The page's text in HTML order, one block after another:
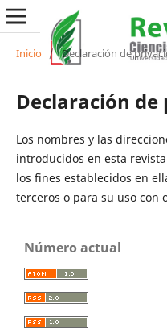
Inicio / Declaración de
Declaración
Los nombres y las
introducidos en esta
los fines establecidos en
terceros o para su uso con
Número actual